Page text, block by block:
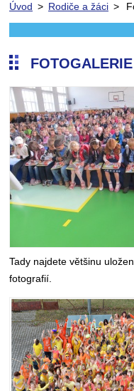
Úvod > Rodiče a žáci >
FOTOGALERIE
Tady najdete většinu
fotografií.